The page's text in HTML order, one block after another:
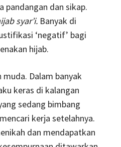
pandangan dan sikap.
syar’i. Banyak di
‘negatif’ bagi
hijab.
muda. Dalam banyak
keras di kalangan
sedang bimbang
kerja setelahnya.
dan mendapatkan